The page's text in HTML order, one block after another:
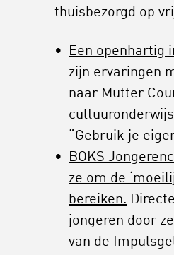
thuisbezorgd op
Een openhartig
zijn ervaringen
naar Mutter
“Gebruik je
BOKS
ze om de
bereiken.
jongeren door
van de